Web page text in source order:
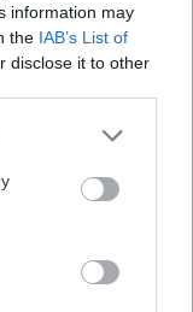
information may
the IAB’s List of
disclose it to other
or more Google
You may click to
party tags to
in below Google